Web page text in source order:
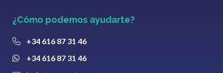
¿Cómo podemos ayudarte?
+34 616 87 31 46
+34 616 87 31 46